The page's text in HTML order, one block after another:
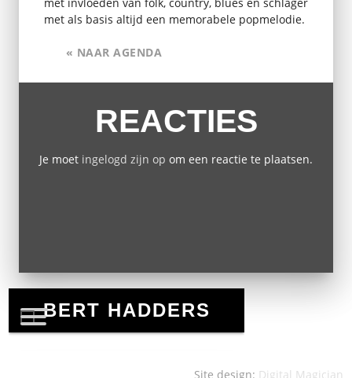
met als basis altijd een memorabele popmelodie.
« NAAR AGENDA
REACTIES
Je moet ingelogd zijn op om een reactie te plaatsen.
Site design: Digital Magician